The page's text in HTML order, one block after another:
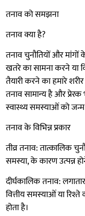
तनाव को समझना
तनाव क्या है?
तनाव चुनौतियों और मांगों
खतरे का सामना करने या
तैयारी करने का हमारे
तनाव सामान्य है और प्रेरक
स्वास्थ्य समस्याओं को
तनाव के विभिन्न प्रकार
तीव्र तनाव: तात्कालिक
समस्या, के कारण उत्पन्न
दीर्घकालिक तनाव:
वित्तीय समस्याओं या
होता है।